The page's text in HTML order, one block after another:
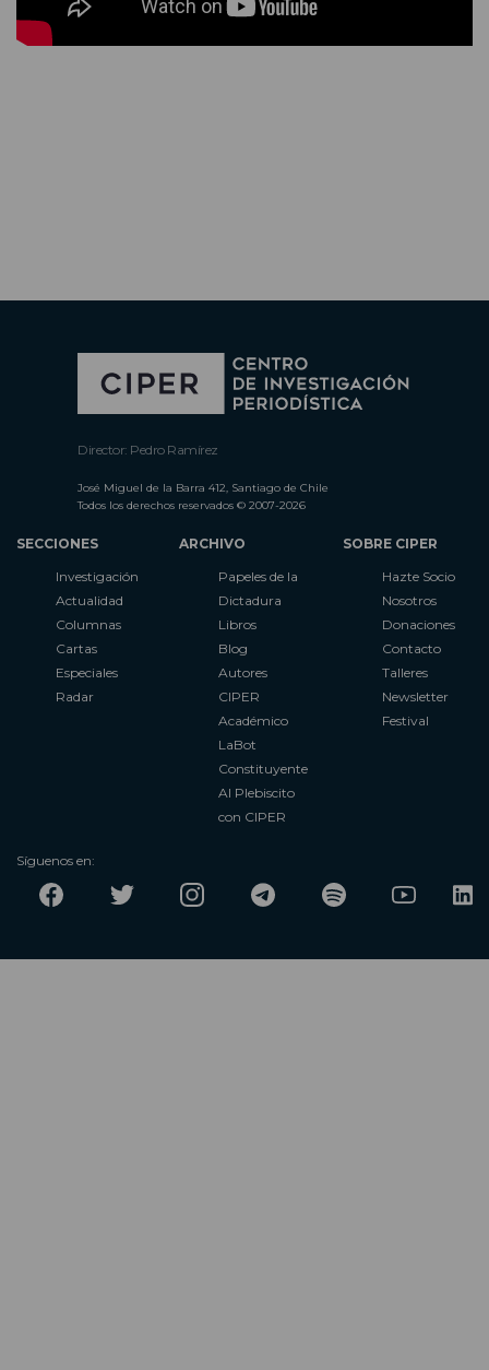
Director: Pedro Ramírez
José Miguel de la Barra 412, Santiago de Chile
Todos los derechos reservados © 2007-2026
SECCIONES
Investigación
Actualidad
Columnas
Cartas
Especiales
Radar
ARCHIVO
Papeles de la
Dictadura
Libros
Blog
Autores
CIPER
Académico
LaBot
Constituyente
Al Plebiscito
con CIPER
SOBRE CIPER
Hazte Socio
Nosotros
Donaciones
Contacto
Talleres
Newsletter
Festival
Síguenos en: